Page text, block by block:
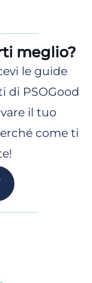
meglio?
le guide
di PSOGood
il tuo
come ti